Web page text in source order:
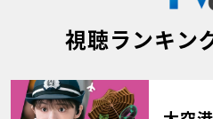
視聴ランキン